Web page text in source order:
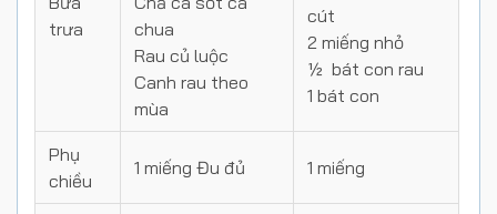
trưa
chua
Rau củ luộc
Canh rau theo
mùa
cút
2 miếng nhỏ
½ bát con rau
1 bát con
Phụ
chiều
1 miếng Đu đủ 1 miếng